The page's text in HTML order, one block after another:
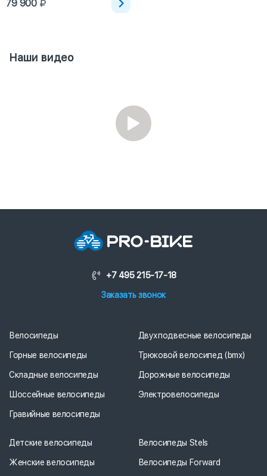
79 900
Наши видео
+7 495 215-17-18
Заказать звонок
Велосипеды
Горные велосипеды
Складные велосипеды
Шоссейные велосипеды
Гравийные велосипеды
Двухподвесные велосипеды
Трюковой велосипед (bmx)
Дорожные велосипеды
Электровелосипеды
Детские велосипеды
Женские велосипеды
Велосипеды Stels
Велосипеды Forward